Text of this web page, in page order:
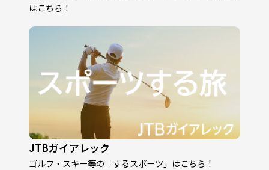
はこちら！
JTBガイアレック
ゴルフ・スキー等の「するスポーツ」はこちら！